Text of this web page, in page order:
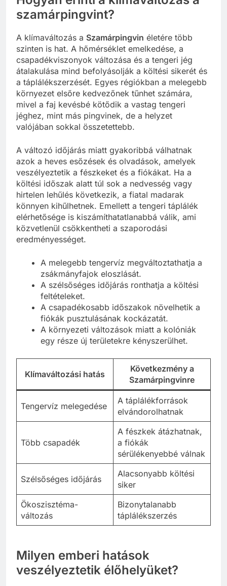
szamárpingvint?
A klímaváltozás a Szamárpingvin életére több
szinten is hat. A hőmérséklet emelkedése, a
csapadékviszonyok változása és a tengeri jég
átalakulása mind befolyásolják a költési sikerét és
a táplálékszerzését. Egyes régiókban a melegebb
környezet elsőre kedvezőnek tűnhet számára,
mivel a faj kevésbé kötődik a vastag tengeri
jéghez, mint más pingvinek, de a helyzet
valójában sokkal összetettebb.
A változó időjárás miatt gyakoribbá válhatnak
azok a heves esőzések és olvadások, amelyek
veszélyeztetik a fészkeket és a fiókákat. Ha a
költési időszak alatt túl sok a nedvesség vagy
hirtelen lehűlés következik, a fiatal madarak
könnyen kihűlhetnek. Emellett a tengeri táplálék
elérhetősége is kiszámíthatatlanabbá válik, ami
közvetlenül csökkentheti a szaporodási
eredményességet.
A melegebb tengervíz megváltoztathatja a
zsákmányfajok eloszlását.
A szélsőséges időjárás ronthatja a költési
feltételeket.
A csapadékosabb időszakok növelhetik a
fiókák pusztulásának kockázatát.
A környezeti változások miatt a kolóniák
egy része új területekre kényszerülhet.
Klímaváltozási hatás
Következmény a
Szamárpingvinre
Tengervíz melegedése
A táplálékforrások
elvándorolhatnak
Több csapadék
A fészkek átázhatnak,
a fiókák
sérülékenyebbé válnak
Szélsőséges időjárás
Alacsonyabb költési
siker
Ökoszisztéma-
változás
Bizonytalanabb
táplálékszerzés
Milyen emberi hatások
veszélyeztetik élőhelyüket?